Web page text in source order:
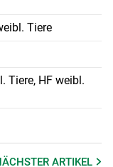
Tiere
Tiere, HF weibl.
ARTIKEL